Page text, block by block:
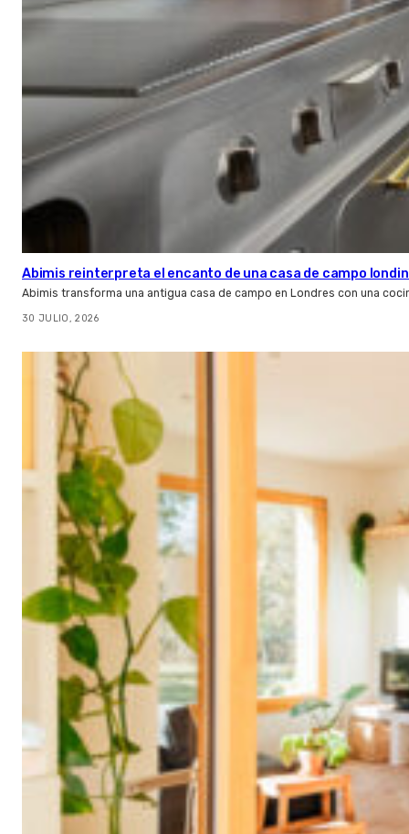
Abimis reinterpreta el encanto de una casa de campo
Abimis transforma una antigua casa de campo en Londres con una
30 JULIO, 2026